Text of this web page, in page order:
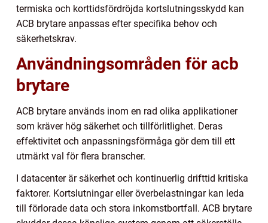
termiska och korttidsfördröjda kortslutningsskydd kan
ACB brytare anpassas efter specifika behov och
säkerhetskrav.
Användningsområden för acb
brytare
ACB brytare används inom en rad olika applikationer
som kräver hög säkerhet och tillförlitlighet. Deras
effektivitet och anpassningsförmåga gör dem till ett
utmärkt val för flera branscher.
I datacenter är säkerhet och kontinuerlig drifttid kritiska
faktorer. Kortslutningar eller överbelastningar kan leda
till förlorade data och stora inkomstbortfall. ACB brytare